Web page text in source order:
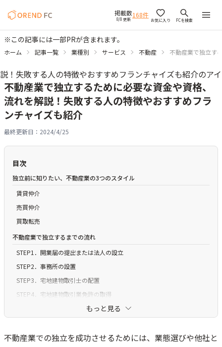
掲載数
8/8 更新 168件
お気に入り FCを検索
※この記事には一部PRが含まれます。
ホーム 記事一覧 業種別 サービス 不動産 不動産業で独立す
不動産業で独立するために必要な資金や資格、
流れを解説！失敗する人の特徴やおすすめフラ
ンチャイズも紹介
最終更新日： 2024/4/25
目次
独立前に知りたい、不動産業の3つのスタイル
賃貸仲介
売買仲介
買取転売
不動産業で独立するまでの流れ
STEP1．開業届の提出または法人の設立
STEP2．事務所の設置
STEP3．宅地建物取引士の配置
STEP4．宅地建物取引業免許の取得
STEP5．協会への加入（任意）
【必要】宅地建物取引士
もっと見る
不動産業での独立を成功させるためには、業態選びや他社と